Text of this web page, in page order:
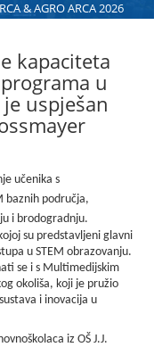
& AGRO ARCA 2026
kapaciteta
u
uspješan
učenika s
baznih područja,
i brodogradnju.
su predstavljeni glavni
u STEM obrazovanju.
se i s Multimedijskim
okoliša, koji je pružio
i inovacija u
iz OŠ J.J.